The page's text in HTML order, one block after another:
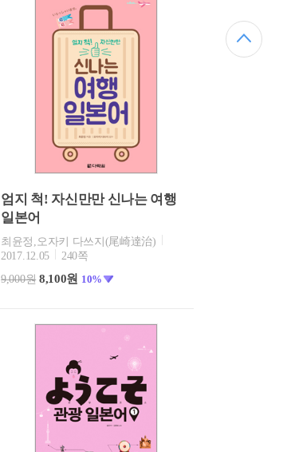
엄지 척! 자신만만 신나는 여행
일본어
최윤정,오자키 다쓰지(尾崎達治)
2017.12.05
240쪽
9,000원 8,100원 10%